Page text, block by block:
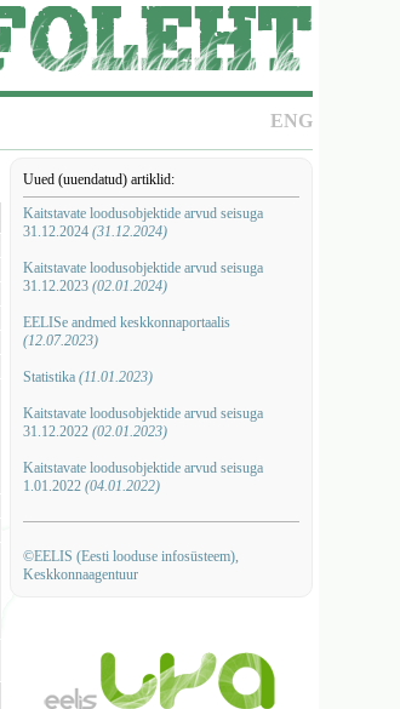
ENG
Uued (uuendatud) artiklid:
Kaitstavate loodusobjektide arvud seisuga
31.12.2024 (31.12.2024)
Kaitstavate loodusobjektide arvud seisuga
31.12.2023 (02.01.2024)
EELISe andmed keskkonnaportaalis
(12.07.2023)
Statistika (11.01.2023)
Kaitstavate loodusobjektide arvud seisuga
31.12.2022 (02.01.2023)
Kaitstavate loodusobjektide arvud seisuga
1.01.2022 (04.01.2022)
©EELIS (Eesti looduse infosüsteem),
Keskkonnaagentuur